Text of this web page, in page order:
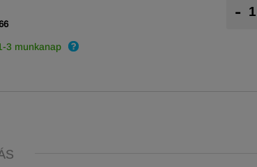
3 munkanap
-